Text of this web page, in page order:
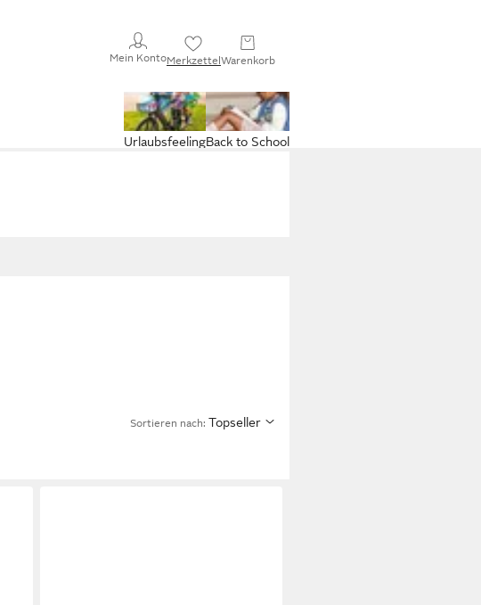
Mein KontoMerkzettelWarenkorb
Back to School
Urlaubsfeeling
Sortieren nach: Topseller